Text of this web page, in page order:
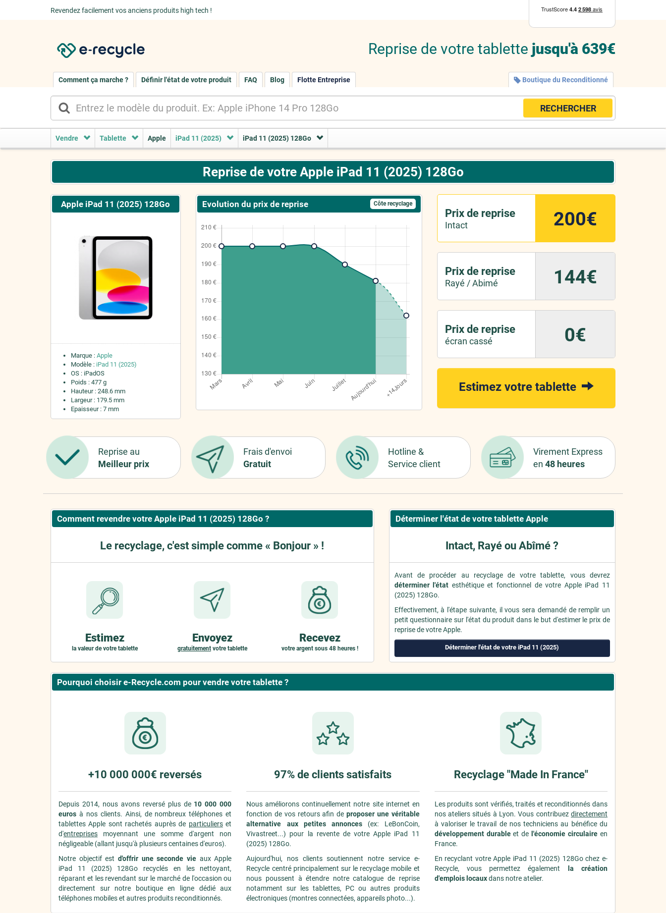
Revendez facilement vos anciens produits high tech !
Reprise de votre tablette jusqu'à 639€
Comment ça marche ? Définir l'état de votre produit FAQ Blog Flotte Entreprise Boutique du Reconditionné
RECHERCHER
Vendre Tablette Apple iPad 11 (2025) iPad 11 (2025) 128Go
Reprise de votre Apple iPad 11 (2025) 128Go
Apple iPad 11 (2025) 128Go
Marque : Apple
Modèle : iPad 11 (2025)
OS : iPadOS
Poids : 477 g
Hauteur : 248.6 mm
Largeur : 179.5 mm
Epaisseur : 7 mm
Evolution du prix de reprise Côte recyclage
Prix de reprise
Intact 200€
Prix de reprise
Rayé / Abimé 144€
Prix de reprise
écran cassé 0€
Estimez votre tablette
Reprise au
Meilleur prix
Frais d'envoi
Gratuit
Hotline &
Service client
Virement Express
en 48 heures
Comment revendre votre Apple iPad 11 (2025) 128Go ?
Le recyclage, c'est simple comme « Bonjour » !
Estimez
la valeur de votre tablette
Envoyez
gratuitementvotre tablette
Recevez
votre argent sous 48 heures !
Déterminer l'état de votre tablette Apple
Intact, Rayé ou Abîmé ?
Avant de procéder au recyclage de votre tablette, vous devrez
déterminer l'état esthétique et fonctionnel de votre Apple iPad 11
(2025) 128Go.
Effectivement, à l'étape suivante, il vous sera demandé de remplir un
petit questionnaire sur l'état du produit dans le but d'estimer le prix de
reprise de votre Apple.
Déterminer l'état de votre iPad 11 (2025)
Pourquoi choisir e-Recycle.com pour vendre votre tablette ?
+10 000 000€ reversés
Depuis 2014, nous avons reversé plus de 10 000 000
euros à nos clients. Ainsi, de nombreux téléphones et
tablettes Apple sont rachetés auprès de particulierset
d'entreprises moyennant une somme d'argent non
négligeable (allant jusqu'à plusieurs centaines d'euros).
Notre objectif est d'offrir une seconde vie aux Apple
iPad 11 (2025) 128Go recyclés en les nettoyant,
réparant et les revendant sur le marché de l'occasion ou
directement sur notre boutique en ligne dédié aux
téléphones mobiles et autres produits reconditionnés.
97% de clients satisfaits
Nous améliorons continuellement notre site internet en
fonction de vos retours afin deproposer une véritable
alternative aux petites annonces (ex: LeBonCoin,
Vivastreet...) pour la revente de votre Apple iPad 11
(2025) 128Go.
Aujourd'hui, nos clients soutiennent notre service e-
Recycle centré principalement sur le recyclage mobile et
nous poussent à étendre notre catalogue de reprise
notamment sur les tablettes, PC ou autres produits
électroniques (montres connectées, appareils photo...).
Recyclage "Made In France"
Les produits sont vérifiés, traités et reconditionnés dans
nos ateliers situés à Lyon. Vous contribuez directement
à valoriser le travail de nos techniciens au bénéfice du
développement durableet de l'économie circulaire en
France.
En recyclant votre Apple iPad 11 (2025) 128Go chez e-
Recycle, vous permettez également
la création
d'emplois locauxdans notre atelier.